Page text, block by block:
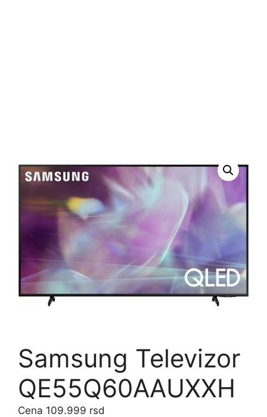
Samsung Televizor
QE55Q60AAUXXH
109.999 rsd